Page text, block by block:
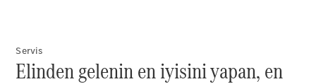
Filo
Çözümleri
Servis​
Elinden gelenin en iyisini yapan, en